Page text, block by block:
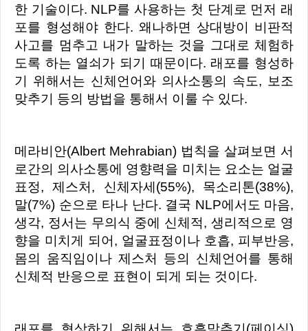
한 기술이다. NLP를 사용하는 첫 단계로 먼저 래
포를 형성해야 한다. 왜나하면 상대방이 비판적
사고를 멈추고 내가 말하는 것을 그대로 체험하
도록 하는 열쇠가 되기 때문이다. 래포를 형성하
기 위해서는 신체언어와 의사소통의 속도, 보조
맞추기 등의 방법을 통해서 이룰 수 있다.
메라비안(Albert Mehrabian) 법칙을 살펴보면 서
로간의 의사소통에 영향력을 미치는 요소는 얼굴
표정, 제스처, 신체자세(55%), 목소리톤(38%),
말(7%) 순으로 타나 난다. 결국 NLP에서도 마음,
생각, 정서는 무의식 중에 신체적, 생리적으로 영
향을 미치게 되어, 얼굴표정이나 호흡, 피부반응,
몸의 움직임이나 제스처 등의 신체언어를 통해
신체적 반응으로 표현이 되게 되는 것이다.